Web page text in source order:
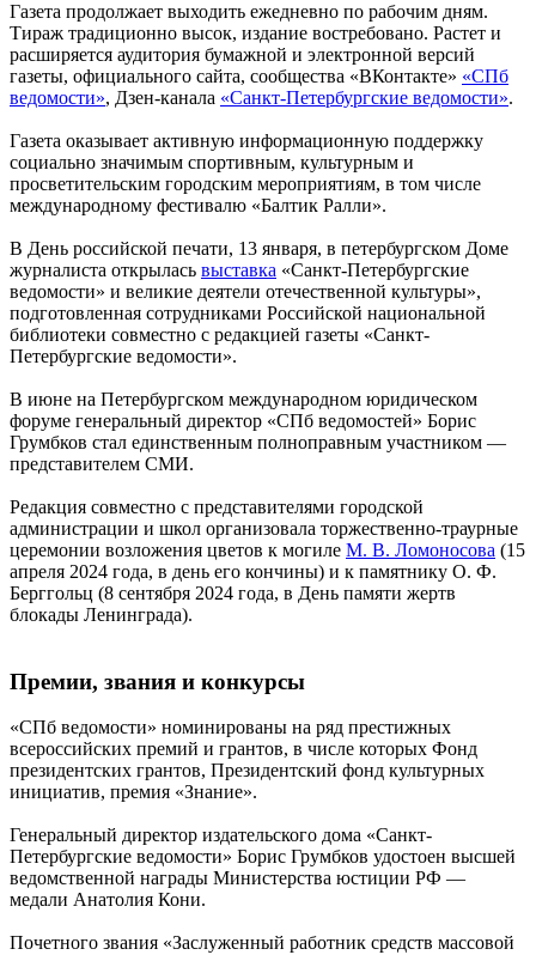
Газета продолжает выходить ежедневно по рабочим дням.
Тираж традиционно высок, издание востребовано. Растет и
расширяется аудитория бумажной и электронной версий
газеты, официального сайта, сообщества «ВКонтакте» «СПб
ведомости», Дзен-канала «Санкт-Петербургские ведомости».
Газета оказывает активную информационную поддержку
социально значимым спортивным, культурным и
просветительским городским мероприятиям, в том числе
международному фестивалю «Балтик Ралли».
В День российской печати, 13 января, в петербургском Доме
журналиста открылась выставка «Санкт-Петербургские
ведомости» и великие деятели отечественной культуры»,
подготовленная сотрудниками Российской национальной
библиотеки совместно с редакцией газеты «Санкт-
Петербургские ведомости».
В июне на Петербургском международном юридическом
форуме генеральный директор «СПб ведомостей» Борис
Грумбков стал единственным полноправным участником —
представителем СМИ.
Редакция совместно с представителями городской
администрации и школ организовала торжественно-траурные
церемонии возложения цветов к могиле М. В. Ломоносова (15
апреля 2024 года, в день его кончины) и к памятнику О. Ф.
Берггольц (8 сентября 2024 года, в День памяти жертв
блокады Ленинграда).
Премии, звания и конкурсы
«СПб ведомости» номинированы на ряд престижных
всероссийских премий и грантов, в числе которых Фонд
президентских грантов, Президентский фонд культурных
инициатив, премия «Знание».
Генеральный директор издательского дома «Санкт-
Петербургские ведомости» Борис Грумбков удостоен высшей
ведомственной награды Министерства юстиции РФ —
медали Анатолия Кони.
Почетного звания «Заслуженный работник средств массовой